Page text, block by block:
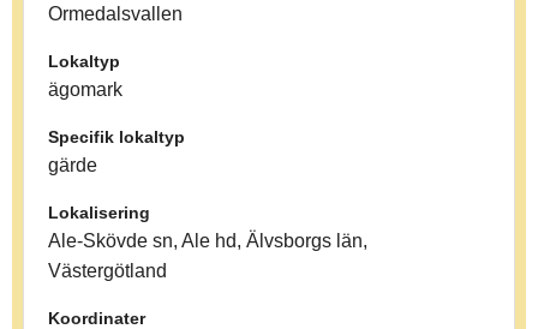
Ormedalsvallen
Lokaltyp
ägomark
Specifik lokaltyp
gärde
Lokalisering
Ale-Skövde sn, Ale hd, Älvsborgs län,
Västergötland
Koordinater